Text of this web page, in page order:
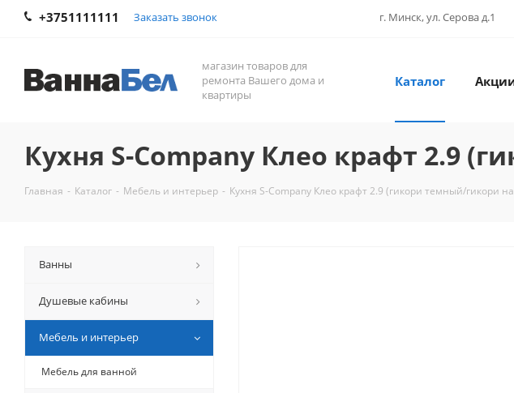
+3751111111 Заказать звонок г. Минск, ул. Серова д.1
магазин товаров для
ремонта Вашего дома и
квартиры
Каталог
Кухня S-Company Клео крафт 2.9
Главная - Каталог - Мебель и интерьер - Кухня S-Company Клео крафт 2.9 (гикори темный/гикори
Ванны
Душевые кабины
Мебель и интерьер
Мебель для ванной